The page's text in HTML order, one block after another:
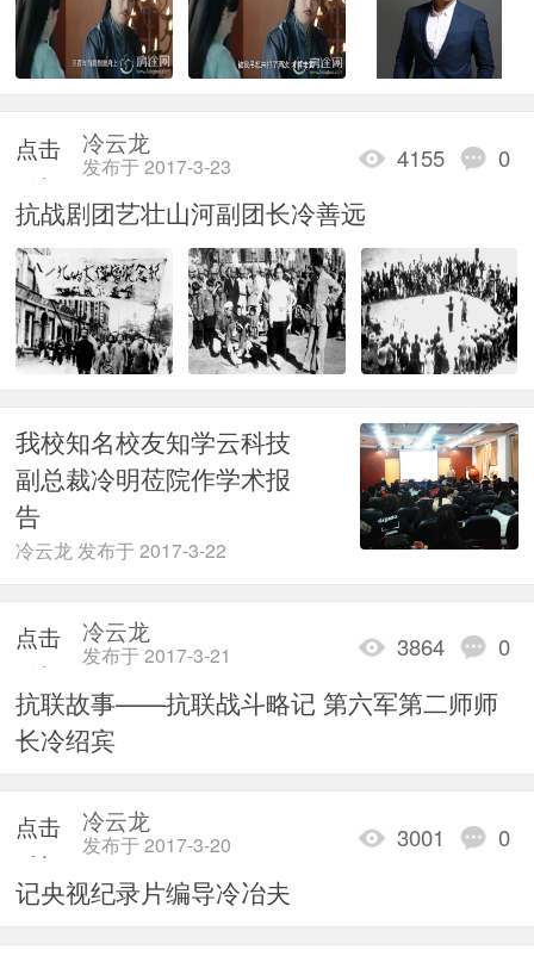
点击
重新
加载
4155 0
冷云龙
发布于 2017-3-23
抗战剧团艺壮山河副团长冷善远
我校知名校友知学云科技
副总裁冷明莅院作学术报
告
冷云龙 发布于 2017-3-22
点击
重新
加载
3864 0
冷云龙
发布于 2017-3-21
抗联故事——抗联战斗略记 第六军第二师师
长冷绍宾
点击
重新
加载
3001 0
冷云龙
发布于 2017-3-20
记央视纪录片编导冷冶夫